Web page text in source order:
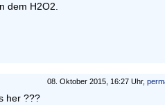
dem H2O2.
08. Oktober 2015, 16:27 Uhr,
her ???